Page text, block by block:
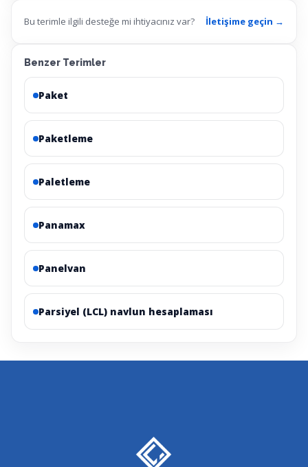
Bu terimle ilgili desteğe mi ihtiyacınız var? İletişime geçin →
Benzer Terimler
Paket
Paketleme
Paletleme
Panamax
Panelvan
Parsiyel (LCL) navlun hesaplaması